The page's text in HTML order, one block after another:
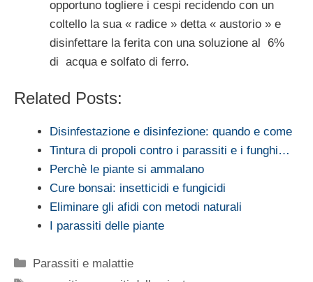
opportuno togliere i cespi recidendo con un
coltello la sua « radice » detta « austo­rio » e
disinfettare la ferita con una soluzio­ne al 6%
di acqua e solfato di ferro.
Related Posts:
Disinfestazione e disinfezione: quando e come
Tintura di propoli contro i parassiti e i funghi…
Perchè le piante si ammalano
Cure bonsai: insetticidi e fungicidi
Eliminare gli afidi con metodi naturali
I parassiti delle piante
Categorie
Parassiti e malattie